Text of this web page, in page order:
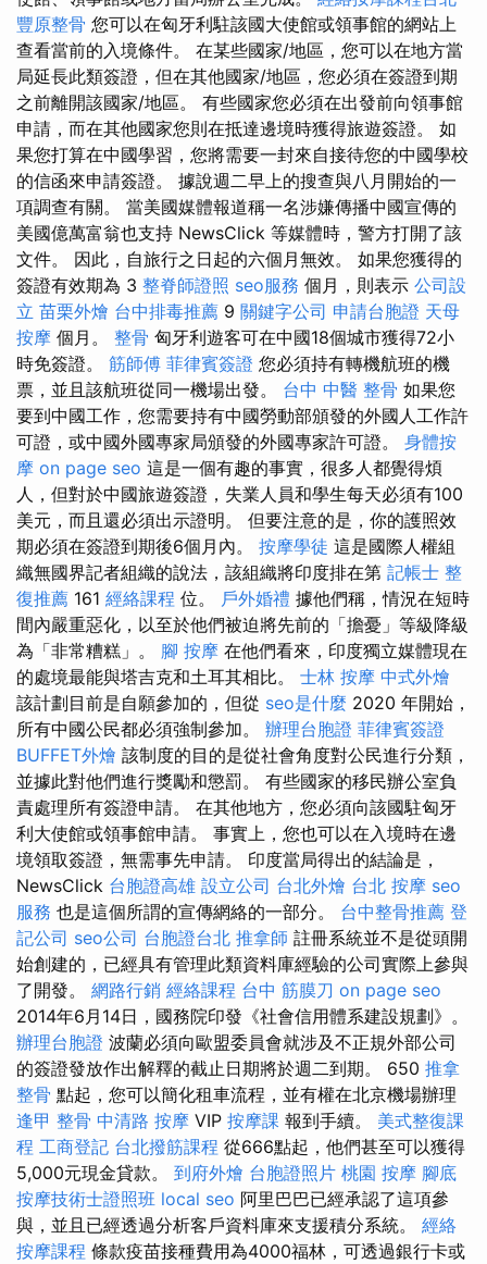
豐原整骨 您可以在匈牙利駐該國大使館或領事館的網站上
查看當前的入境條件。 在某些國家/地區，您可以在地方當
局延長此類簽證，但在其他國家/地區，您必須在簽證到期
之前離開該國家/地區。 有些國家您必須在出發前向領事館
申請，而在其他國家您則在抵達邊境時獲得旅遊簽證。 如
果您打算在中國學習，您將需要一封來自接待您的中國學校
的信函來申請簽證。 據說週二早上的搜查與八月開始的一
項調查有關。 當美國媒體報道稱一名涉嫌傳播中國宣傳的
美國億萬富翁也支持 NewsClick 等媒體時，警方打開了該
文件。 因此，自旅行之日起的六個月無效。 如果您獲得的
簽證有效期為 3 整脊師證照 seo服務 個月，則表示 公司設
立 苗栗外燴 台中排毒推薦 9 關鍵字公司 申請台胞證 天母
按摩 個月。 整骨 匈牙利遊客可在中國18個城市獲得72小
時免簽證。 筋師傅 菲律賓簽證 您必須持有轉機航班的機
票，並且該航班從同一機場出發。 台中 中醫 整骨 如果您
要到中國工作，您需要持有中國勞動部頒發的外國人工作許
可證，或中國外國專家局頒發的外國專家許可證。 身體按
摩 on page seo 這是一個有趣的事實，很多人都覺得煩
人，但對於中國旅遊簽證，失業人員和學生每天必須有100
美元，而且還必須出示證明。 但要注意的是，你的護照效
期必須在簽證到期後6個月內。 按摩學徒 這是國際人權組
織無國界記者組織的說法，該組織將印度排在第 記帳士 整
復推薦 161 經絡課程 位。 戶外婚禮 據他們稱，情況在短時
間內嚴重惡化，以至於他們被迫將先前的「擔憂」等級降級
為「非常糟糕」。 腳 按摩 在他們看來，印度獨立媒體現在
的處境最能與塔吉克和土耳其相比。 士林 按摩 中式外燴
該計劃目前是自願參加的，但從 seo是什麼 2020 年開始，
所有中國公民都必須強制參加。 辦理台胞證 菲律賓簽證
BUFFET外燴 該制度的目的是從社會角度對公民進行分類，
並據此對他們進行獎勵和懲罰。 有些國家的移民辦公室負
責處理所有簽證申請。 在其他地方，您必須向該國駐匈牙
利大使館或領事館申請。 事實上，您也可以在入境時在邊
境領取簽證，無需事先申請。 印度當局得出的結論是，
NewsClick 台胞證高雄 設立公司 台北外燴 台北 按摩 seo
服務 也是這個所謂的宣傳網絡的一部分。 台中整骨推薦 登
記公司 seo公司 台胞證台北 推拿師 註冊系統並不是從頭開
始創建的，已經具有管理此類資料庫經驗的公司實際上參與
了開發。 網路行銷 經絡課程 台中 筋膜刀 on page seo
2014年6月14日，國務院印發《社會信用體系建設規劃》。
辦理台胞證 波蘭必須向歐盟委員會就涉及不正規外部公司
的簽證發放作出解釋的截止日期將於週二到期。 650 推拿
整骨 點起，您可以簡化租車流程，並有權在北京機場辦理
逢甲 整骨 中清路 按摩 VIP 按摩課 報到手續。 美式整復課
程 工商登記 台北撥筋課程 從666點起，他們甚至可以獲得
5,000元現金貸款。 到府外燴 台胞證照片 桃園 按摩 腳底
按摩技術士證照班 local seo 阿里巴巴已經承認了這項參
與，並且已經透過分析客戶資料庫來支援積分系統。 經絡
按摩課程 條款疫苗接種費用為4000福林，可透過銀行卡或